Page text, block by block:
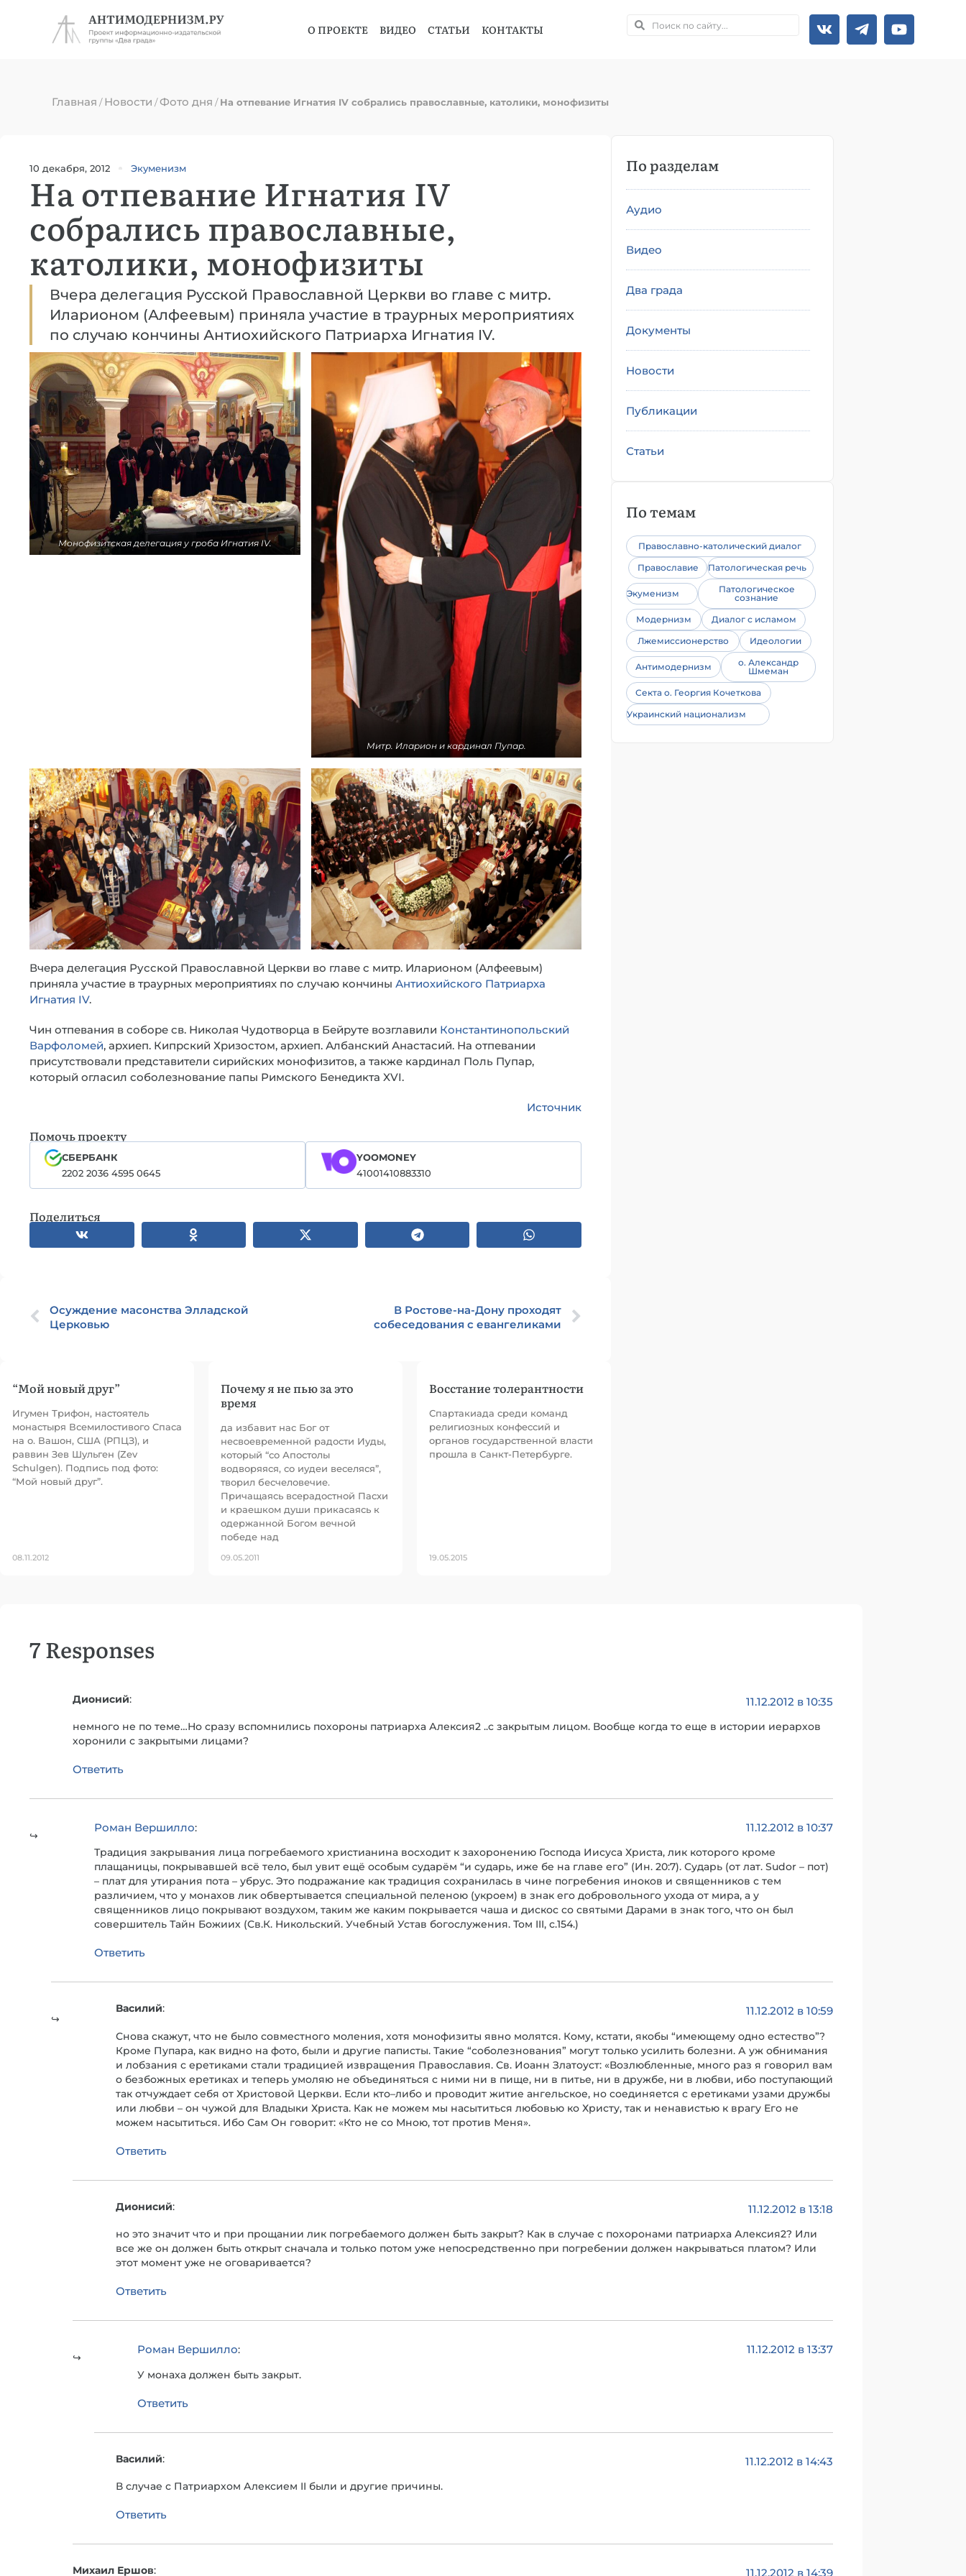
О ПРОЕКТЕ ВИДЕО СТАТЬИ КОНТАКТЫ
Главная /Новости /Фото дня /На отпевание Игнатия IV собрались православные, католики, монофизиты
10 декабря, 2012 Экуменизм
На отпевание Игнатия IV
собрались православные,
католики, монофизиты
Вчера делегация Русской Православной Церкви во главе с митр.
Иларионом (Алфеевым) приняла участие в траурных мероприятиях
по случаю кончины Антиохийского Патриарха Игнатия IV.
Монофизитская делегация у гроба Игнатия IV.
Митр. Иларион и кардинал Пупар.
Вчера делегация Русской Православной Церкви во главе с митр. Иларионом (Алфеевым)
приняла участие в траурных мероприятиях по случаю кончины Антиохийского Патриарха
Игнатия IV.
Чин отпевания в соборе св. Николая Чудотворца в Бейруте возглавили Константинопольский
Варфоломей, архиеп. Кипрский Хризостом, архиеп. Албанский Анастасий. На отпевании
присутствовали представители сирийских монофизитов, а также кардинал Поль Пупар,
который огласил соболезнование папы Римского Бенедикта XVI.
Источник
Помочь проекту
СБЕРБАНК
2202 2036 4595 0645
YOOMONEY
41001410883310
Поделиться
Осуждение масонства Элладской
Церковью
В Ростове-на-Дону проходят
собеседования с евангеликами
“Мой новый друг”
Игумен Трифон, настоятель
монастыря Всемилостивого Спаса
на о. Вашон, США (РПЦЗ), и
раввин Зев Шульген (Zev
Schulgen). Подпись под фото:
“Мой новый друг”.
08.11.2012
Почему я не пью за это
время
да избавит нас Бог от
несвоевременной радости Иуды,
который “со Апостолы
водворяяся, со иудеи веселяся”,
творил бесчеловечие.
Причащаясь всерадостной Пасхи
и краешком души прикасаясь к
одержанной Богом вечной
победе над
09.05.2011
Восстание толерантности
Спартакиада среди команд
религиозных конфессий и
органов государственной власти
прошла в Санкт-Петербурге.
19.05.2015
По разделам
Аудио
Видео
Два града
Документы
Новости
Публикации
Статьи
По темам
Православно-католический диалог
Православие
Патологическая речь
Экуменизм
Патологическое
сознание
Модернизм
Диалог с исламом
Лжемиссионерство
Идеологии
Антимодернизм
о. Александр
Шмеман
Секта о. Георгия Кочеткова
Украинский национализм
7 Responses
Дионисий: 11.12.2012 в 10:35
немного не по теме…Но сразу вспомнились похороны патриарха Алексия2 ..с закрытым лицом. Вообще когда то еще в истории иерархов
хоронили с закрытыми лицами?
Ответить
Роман Вершилло: 11.12.2012 в 10:37
Традиция закрывания лица погребаемого христианина восходит к захоронению Господа Иисуса Христа, лик которого кроме
плащаницы, покрывавшей всё тело, был увит ещё особым сударём “и сударь, иже бe на главe его” (Ин. 20:7). Сударь (от лат. Sudor – пот)
– плат для утирания пота – убрус. Это подражание как традиция сохранилась в чине погребения иноков и священников с тем
различием, что у монахов лик обвертывается специальной пеленою (укроем) в знак его добровольного ухода от мира, а у
священников лицо покрывают воздухом, таким же каким покрывается чаша и дискос со святыми Дарами в знак того, что он был
совершитель Тайн Божиих (Св.К. Никольский. Учебный Устав богослужения. Том III, с.154.)
Ответить
Василий: 11.12.2012 в 10:59
Снова скажут, что не было совместного моления, хотя монофизиты явно молятся. Кому, кстати, якобы “имеющему одно естество”?
Кроме Пупара, как видно на фото, были и другие паписты. Такие “соболезнования” могут только усилить болезни. А уж обнимания
и лобзания с еретиками стали традицией извращения Православия. Св. Иоанн Златоуст: «Возлюбленные, много раз я говорил вам
о безбожных еретиках и теперь умоляю не объединяться с ними ни в пище, ни в питье, ни в дружбе, ни в любви, ибо поступающий
так отчуждает себя от Христовой Церкви. Если кто–либо и проводит житие ангельское, но соединяется с еретиками узами дружбы
или любви – он чужой для Владыки Христа. Как не можем мы насытиться любовью ко Христу, так и ненавистью к врагу Его не
можем насытиться. Ибо Сам Он говорит: «Кто не со Мною, тот против Меня».
Ответить
Дионисий: 11.12.2012 в 13:18
но это значит что и при прощании лик погребаемого должен быть закрыт? Как в случае с похоронами патриарха Алексия2? Или
все же он должен быть открыт сначала и только потом уже непосредственно при погребении должен накрываться платом? Или
этот момент уже не оговаривается?
Ответить
Роман Вершилло: 11.12.2012 в 13:37
У монаха должен быть закрыт.
Ответить
Василий: 11.12.2012 в 14:43
В случае с Патриархом Алексием II были и другие причины.
Ответить
Михаил Ершов: 11.12.2012 в 14:39